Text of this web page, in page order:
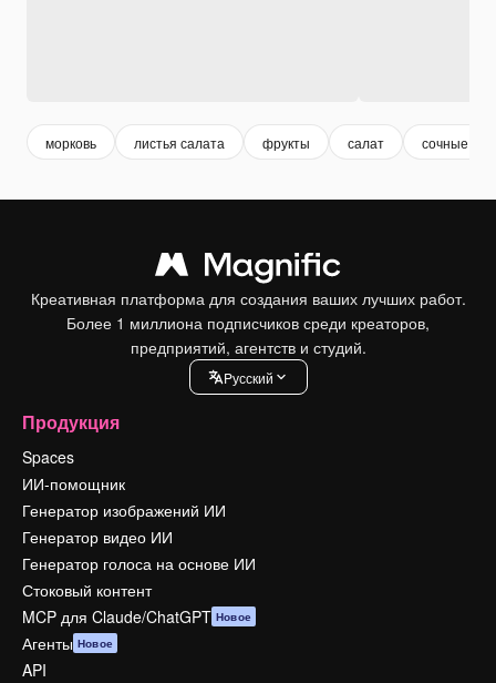
морковь листья салата фрукты салат сочные
Креативная платформа для создания ваших лучших работ.
Более 1 миллиона подписчиков среди креаторов,
предприятий, агентств и студий.
Pусский
Продукция
Spaces
ИИ-помощник
Генератор изображений ИИ
Генератор видео ИИ
Генератор голоса на основе ИИ
Стоковый контент
MCP для Claude/ChatGPT Новое
Агенты Новое
API